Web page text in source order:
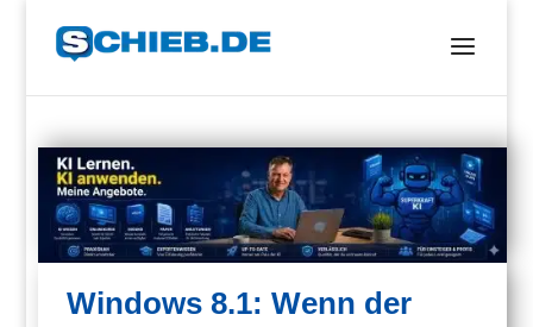
Windows 8.1: Wenn der